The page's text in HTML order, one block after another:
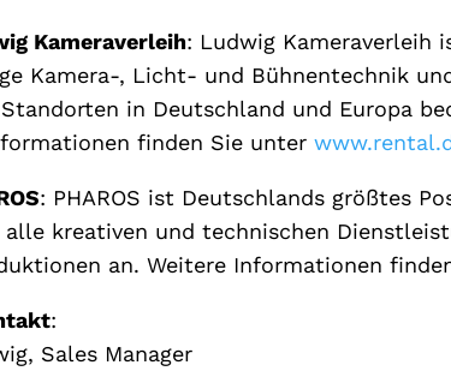
Kameraverleih: Ludwig Kameraverleih
Kamera-, Licht- und Bühnentechnik
in Deutschland und Europa
finden Sie unter
: PHAROS ist Deutschlands größtes
alle kreativen und technischen
an. Weitere Informationen
:
Sales Manager